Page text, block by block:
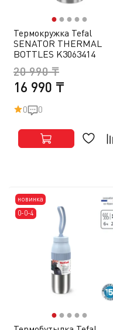
●● ● ● ●
Термокружка Tefal
SENATOR THERMAL
BOTTLES K3063414
16 990 ₸
20 990 ₸
0 0
новинка
0-0-4
●● ● ● ●